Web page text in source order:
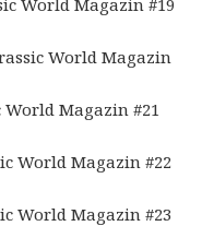
World Magazin
World Magazin #21
World Magazin #22
World Magazin #23